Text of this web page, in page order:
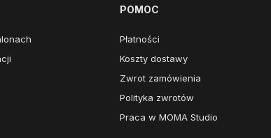
POMOC
Płatności
Koszty dostawy
Zwrot zamówienia
Polityka zwrotów
Praca w MOMA Studio